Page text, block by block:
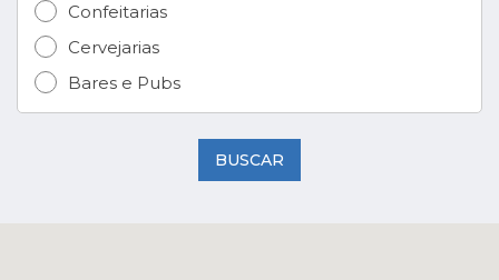
Confeitarias
Cervejarias
Bares e Pubs
BUSCAR